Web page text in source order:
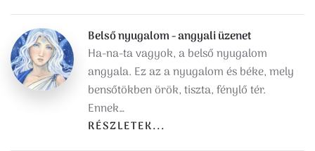
Belső nyugalom - angyali üzenet
Ha-na-ta vagyok, a belső nyugalom
angyala. Ez az a nyugalom és béke, mely
bensőtökben örök, tiszta, fénylő tér.
Ennek…
RÉSZLETEK...